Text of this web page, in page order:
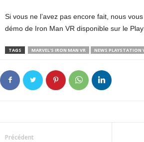
Si vous ne l’avez pas encore fait, nous
démo de Iron Man VR disponible sur le
TAGS MARVEL'S IRON MAN VR NEWS PLAYSTATION
Précédent